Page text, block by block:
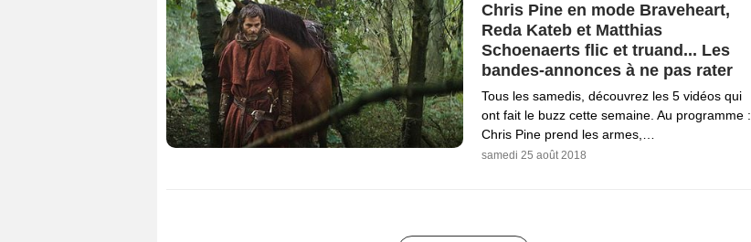
Chris Pine en mode Braveheart,
Reda Kateb et Matthias
Schoenaerts flic et truand... Les
bandes-annonces à ne pas rater
Tous les samedis, découvrez les 5 vidéos qui
ont fait le buzz cette semaine. Au programme :
Chris Pine prend les armes,…
samedi 25 août 2018